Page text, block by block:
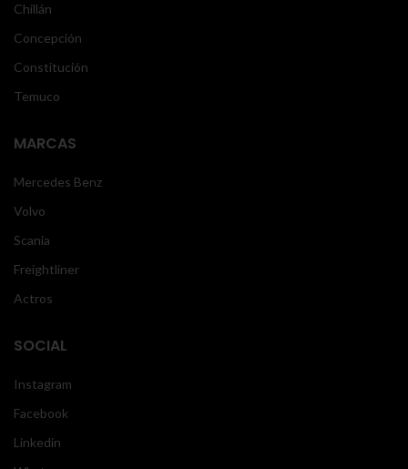
Chillán
Concepción
Constitución
Temuco
MARCAS
Mercedes Benz
Volvo
Scania
Freightliner
Actros
SOCIAL
Instagram
Facebook
Linkedin